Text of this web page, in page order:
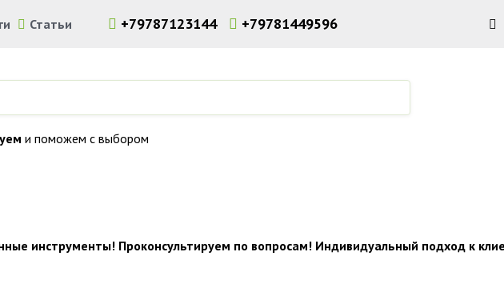
Статьи +79787123144 +79781449596
и поможем с выбором
инструменты! Проконсультируем по вопросам! Индивидуальный подход к